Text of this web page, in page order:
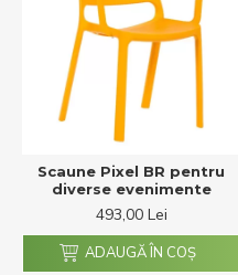
Scaune Pixel BR pentru
diverse evenimente
493,00 Lei
ADAUGĂ ÎN COŞ